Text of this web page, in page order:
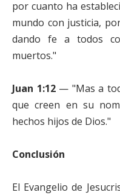
por cuanto ha
mundo con justicia,
dando fe a todos
muertos."
Juan 1:12— "Mas a
que creen en su
hechos hijos de Dios."
Conclusión
El Evangelio de